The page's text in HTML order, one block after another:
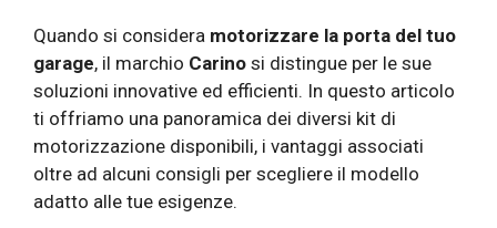
Quando si considera motorizzare la porta del tuo
garage, il marchio Carino si distingue per le sue
soluzioni innovative ed efficienti. In questo articolo
ti offriamo una panoramica dei diversi kit di
motorizzazione disponibili, i vantaggi associati
oltre ad alcuni consigli per scegliere il modello
adatto alle tue esigenze.